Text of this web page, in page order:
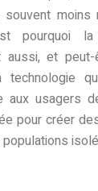
moins
pourquoi
aussi, et
technologie
aux usagers
pour créer